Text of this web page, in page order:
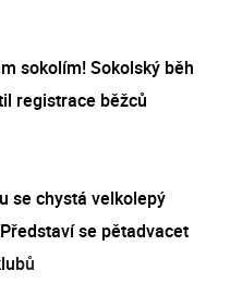
sokolím! Sokolský běh
registrace běžců
se chystá velkolepý
se pětadvacet